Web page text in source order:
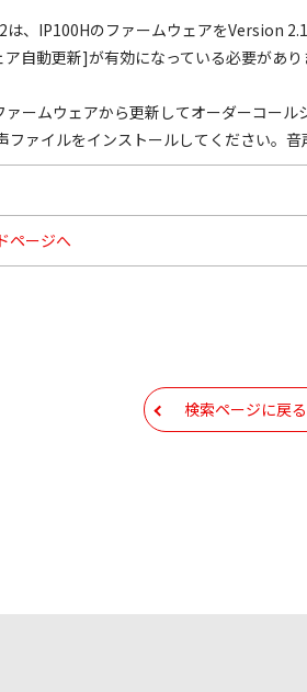
、IP100HのファームウェアをVersion
自動更新]が有効になっている必要があ
ームウェアから更新してオーダーコー
ファイルをインストールしてください。
ページへ
検索ページに戻る